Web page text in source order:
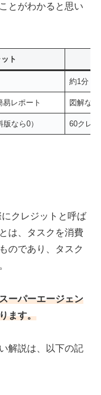
ことがわかると思い
ト
約1分
レポート 図解な
なら0） 60クレ
クレジットと呼ば
は、タスクを消費
のであり、タスク
ーパーエージェン
ます。
解説は、以下の記